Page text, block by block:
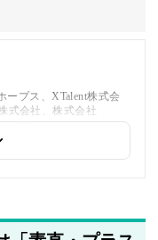
ープス、XTalent株式会
式会社、株式会社
内部リンクを追加しま